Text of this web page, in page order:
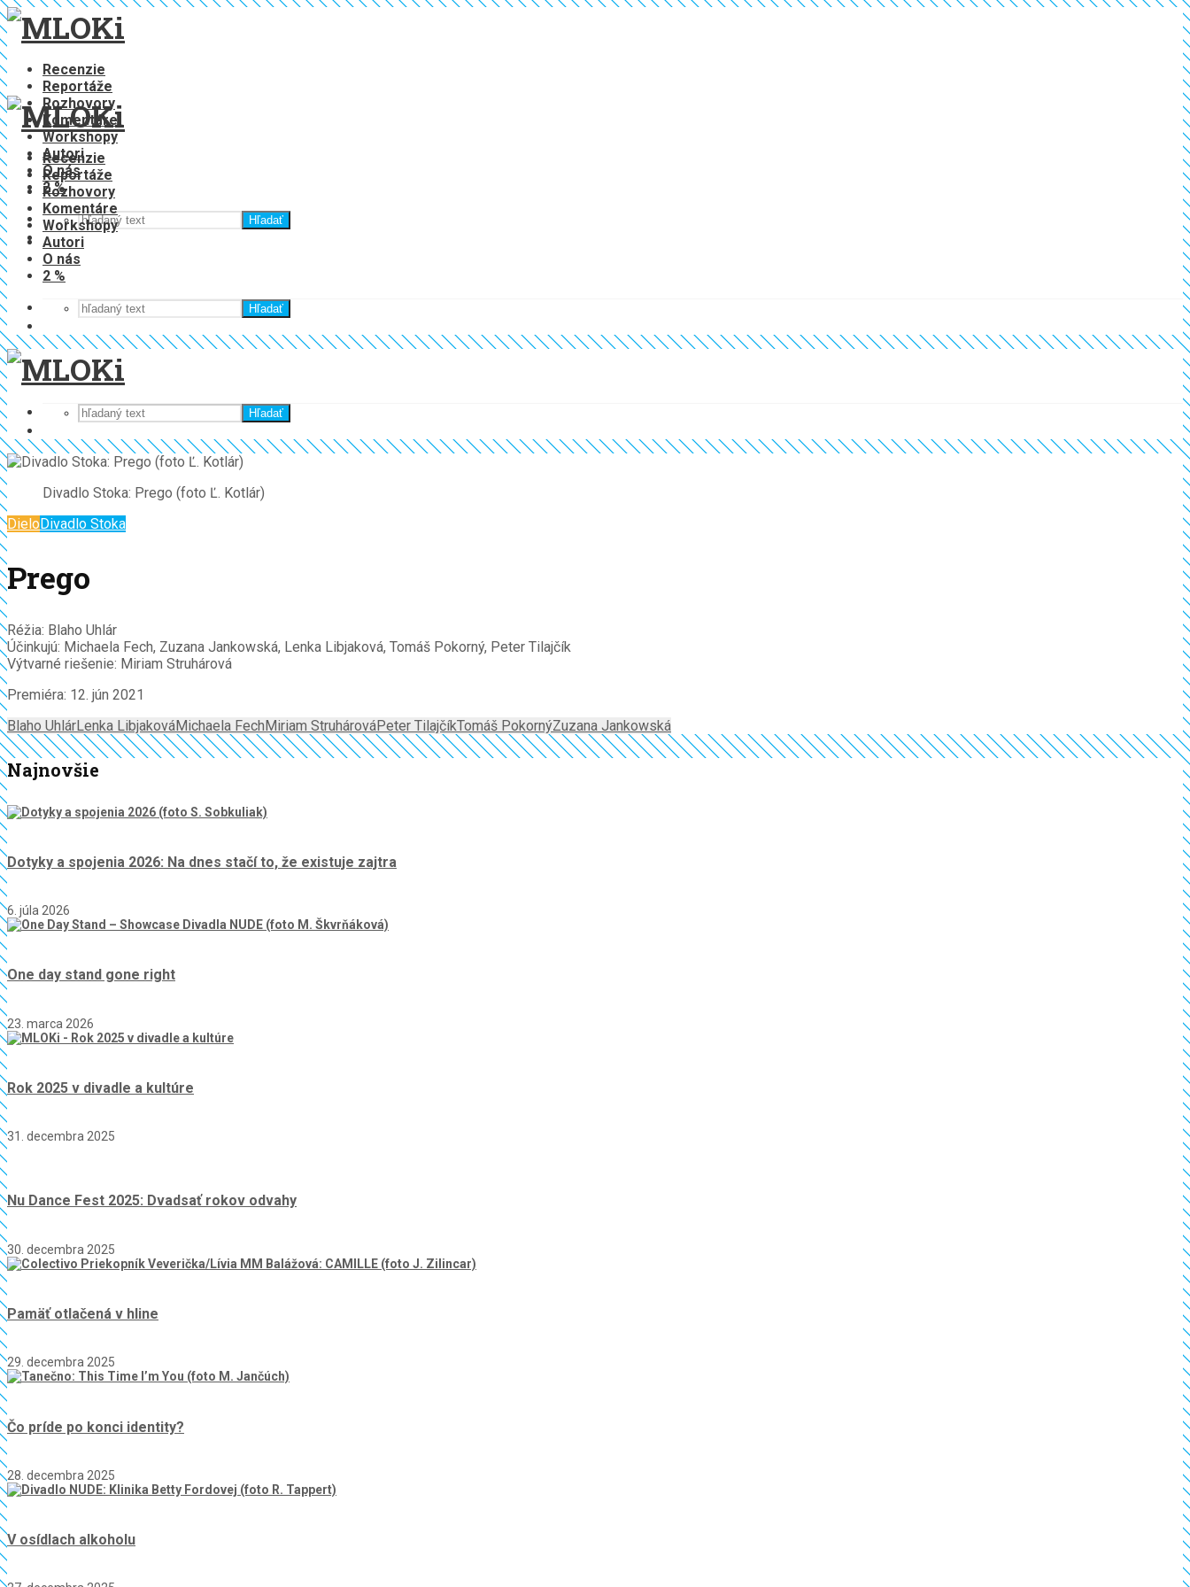
Recenzie
Reportáže
Rozhovory
Komentáre
Workshopy
Autori
O nás
2 %
Hľadať
Recenzie
Reportáže
Rozhovory
Komentáre
Workshopy
Autori
O nás
2 %
Hľadať
Hľadať
Divadlo Stoka: Prego (foto Ľ. Kotlár)
DieloDivadlo Stoka
Prego
Réžia: Blaho Uhlár
Účinkujú: Michaela Fech, Zuzana Jankowská, Lenka Libjaková, Tomáš Pokorný, Peter Tilajčík
Výtvarné riešenie: Miriam Struhárová
Premiéra: 12. jún 2021
Blaho UhlárLenka LibjakováMichaela Fech Miriam StruhárováPeter TilajčíkTomáš PokornýZuzana Jankowská
Najnovšie
Dotyky a spojenia 2026: Na dnes stačí to, že existuje zajtra
6. júla 2026
One day stand gone right
23. marca 2026
Rok 2025 v divadle a kultúre
31. decembra 2025
Nu Dance Fest 2025: Dvadsať rokov odvahy
30. decembra 2025
Pamäť otlačená v hline
29. decembra 2025
Čo príde po konci identity?
28. decembra 2025
V osídlach alkoholu